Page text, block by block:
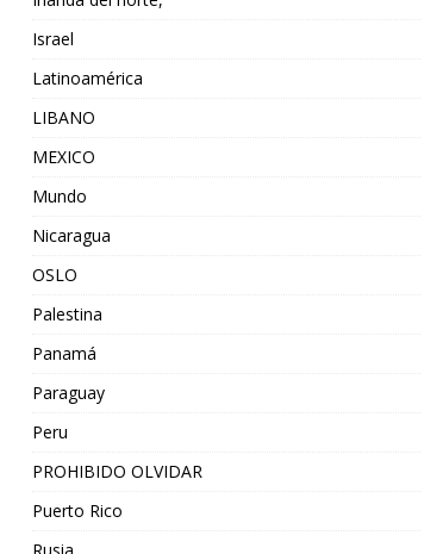
Israel
Latinoamérica
LIBANO
MEXICO
Mundo
Nicaragua
OSLO
Palestina
Panamá
Paraguay
Peru
PROHIBIDO OLVIDAR
Puerto Rico